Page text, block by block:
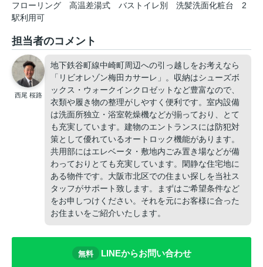
フローリング 高温差湯式 バストイレ別 洗髪洗面化粧台
2
駅利用可
担当者のコメント
西尾 桜路
地下鉄谷町線中崎町周辺への引っ越しをお考えなら
「リビオレゾン梅田カサーレ」。収納はシューズボ
ックス・ウォークインクロゼットなど豊富なので、
衣類や履き物の整理がしやすく便利です。室内設備
は洗面所独立・浴室乾燥機などが揃っており、とて
も充実しています。建物のエントランスには防犯対
策として優れているオートロック機能があります。
共用部にはエレベータ・敷地内ごみ置き場などが備
わっておりとても充実しています。閑静な住宅地に
ある物件です。大阪市北区での住まい探しを当社ス
タッフがサポート致します。まずはご希望条件など
をお申しつけください。それを元にお客様に合った
お住まいをご紹介いたします。
無料 LINEからお問い合わせ